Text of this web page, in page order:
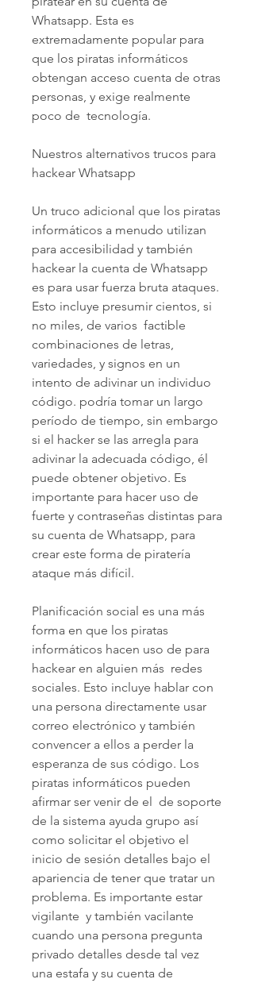
Whatsapp. Esta es
extremadamente popular para
que los piratas informáticos
obtengan acceso cuenta de otras
personas, y exige realmente
poco de  tecnología.
Nuestros alternativos trucos para
hackear Whatsapp
Un truco adicional que los piratas
informáticos a menudo utilizan
para accesibilidad y también
hackear la cuenta de Whatsapp
es para usar fuerza bruta ataques.
Esto incluye presumir cientos, si
no miles, de varios  factible
combinaciones de letras,
variedades, y signos en un
intento de adivinar un individuo
código. podría tomar un largo
período de tiempo, sin embargo
si el hacker se las arregla para
adivinar la adecuada código, él
puede obtener objetivo. Es
importante para hacer uso de
fuerte y contraseñas distintas para
su cuenta de Whatsapp, para
crear este forma de piratería
ataque más difícil.
Planificación social es una más
forma en que los piratas
informáticos hacen uso de para
hackear en alguien más  redes
sociales. Esto incluye hablar con
una persona directamente usar
correo electrónico y también
convencer a ellos a perder la
esperanza de sus código. Los
piratas informáticos pueden
afirmar ser venir de el  de soporte
de la sistema ayuda grupo así
como solicitar el objetivo el
inicio de sesión detalles bajo el
apariencia de tener que tratar un
problema. Es importante estar
vigilante  y también vacilante
cuando una persona pregunta
privado detalles desde tal vez
una estafa y su cuenta de